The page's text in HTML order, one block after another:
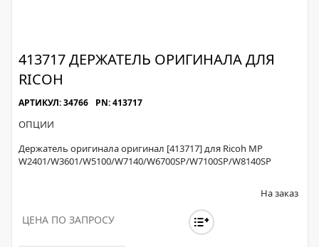
413717 ДЕРЖАТЕЛЬ ОРИГИНАЛА ДЛЯ
RICOH
АРТИКУЛ: 34766 PN: 413717
ОПЦИИ
Держатель оригинала оригинал [413717] для Ricoh MP
W2401/W3601/W5100/W7140/W6700SP/W7100SP/W8140SP
На заказ
ЦЕНА ПО ЗАПРОСУ